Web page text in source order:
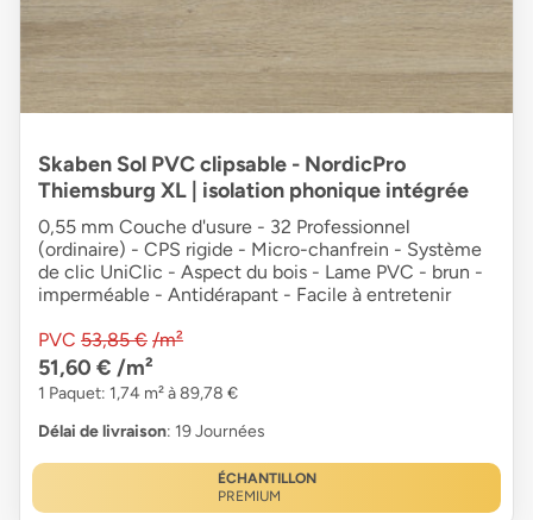
Skaben Sol PVC clipsable - NordicPro
Thiemsburg XL | isolation phonique intégrée
0,55 mm Couche d'usure - 32 Professionnel
(ordinaire) - CPS rigide - Micro-chanfrein - Système
de clic UniClic - Aspect du bois - Lame PVC - brun -
imperméable - Antidérapant - Facile à entretenir
PVC 53,85 € /m²
51,60 € /m²
1 Paquet: 1,74 m² à 89,78 €
Délai de livraison: 19 Journées
ÉCHANTILLON
PREMIUM